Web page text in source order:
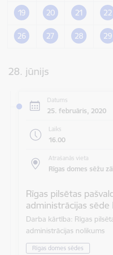
19 20 21 22
26 27 28 29
28. jūnijs
Datums
25. februāris, 2020
Laiks
16.00
Atrašanās vieta
Rīgas domes sēžu
Rīgas pilsētas
administrācijas
Darba kārtība: Rīgas
administrācijas nolikums
Rīgas domes sēdes